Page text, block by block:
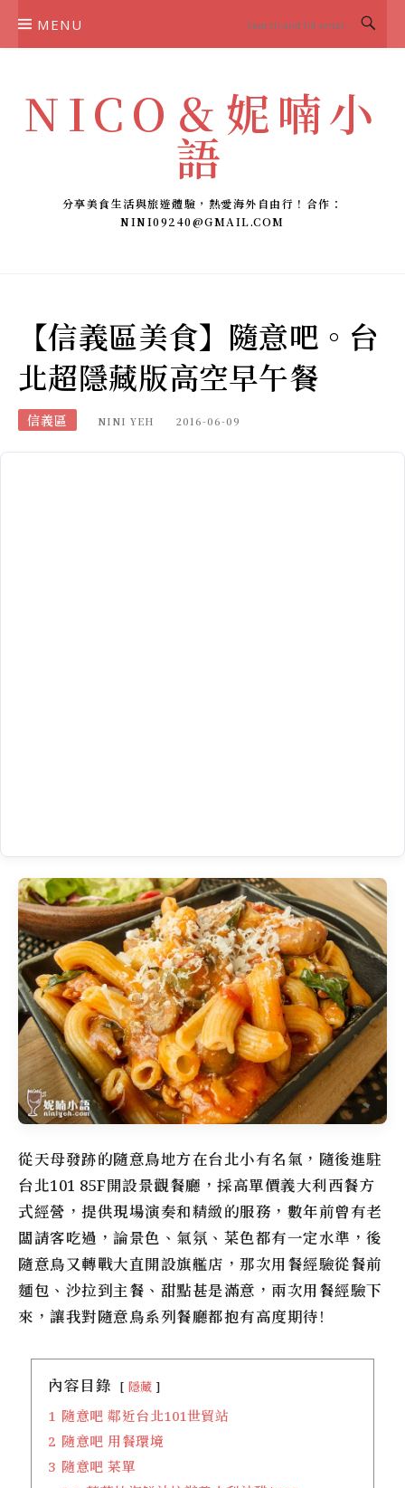
MENU
NICO＆妮喃小
語
分享美食生活與旅遊體驗，熱愛海外自由行！合作：
NINI09240@GMAIL.COM
【信義區美食】隨意吧。台
北超隱藏版高空早午餐
信義區 NINI YEH 2016-06-09
從天母發跡的隨意鳥地方在台北小有名氣，隨後進駐
台北101 85F開設景觀餐廳，採高單價義大利西餐方
式經營，提供現場演奏和精緻的服務，數年前曾有老
闆請客吃過，論景色、氣氛、菜色都有一定水準，後
隨意鳥又轉戰大直開設旗艦店，那次用餐經驗從餐前
麵包、沙拉到主餐、甜點甚是滿意，兩次用餐經驗下
來，讓我對隨意鳥系列餐廳都抱有高度期待!
內容目錄 隱藏
1 隨意吧 鄰近台北101世貿站
2 隨意吧 用餐環境
3 隨意吧 菜單